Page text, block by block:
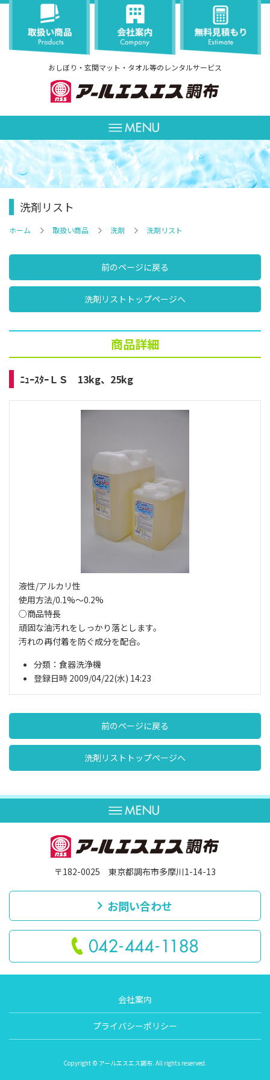
おしぼり・玄関マット・タオル等のレンタルサービス
洗剤リスト
ホーム 取扱い商品 洗剤 洗剤リスト
前のページに戻る
洗剤リストトップページへ
商品詳細
ﾆｭｰｽﾀｰＬＳ 13kg、25kg
液性/アルカリ性
使用方法/0.1%～0.2%
○商品特長
頑固な油汚れをしっかり落とします。
汚れの再付着を防ぐ成分を配合。
分類：食器洗浄機
登録日時 2009/04/22(水) 14:23
前のページに戻る
洗剤リストトップページへ
〒182-0025 東京都調布市多摩川1-14-13
お問い合わせ
会社案内
プライバシーポリシー
Copyright © アールエスエス調布. All rights reserved.